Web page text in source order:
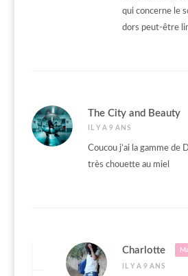
qui concerne le
dors peut-être
The City and Beauty
IL Y A 9 ANS
Coucou j’ai la gamme de
très chouette au miel
Charlotte
IL Y A 9 ANS